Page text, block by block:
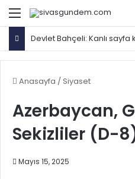
Menü
Anasayfa /Siyaset
Azerbaycan,
Sekizliler (D-
Mayıs 15, 2025